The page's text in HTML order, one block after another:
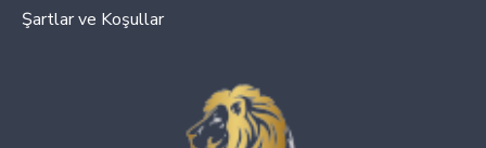
Şartlar ve Koşullar